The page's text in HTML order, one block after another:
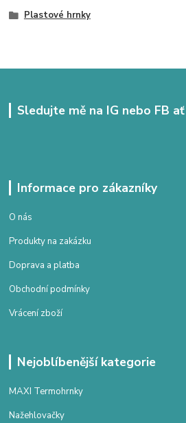
Plastové hrnky
Sledujte mě na IG nebo FB
Informace pro zákazníky
O nás
Produkty na zakázku
Doprava a platba
Obchodní podmínky
Vrácení zboží
Nejoblíbenější kategorie
MAXI Termohrnky
Nažehlovačky